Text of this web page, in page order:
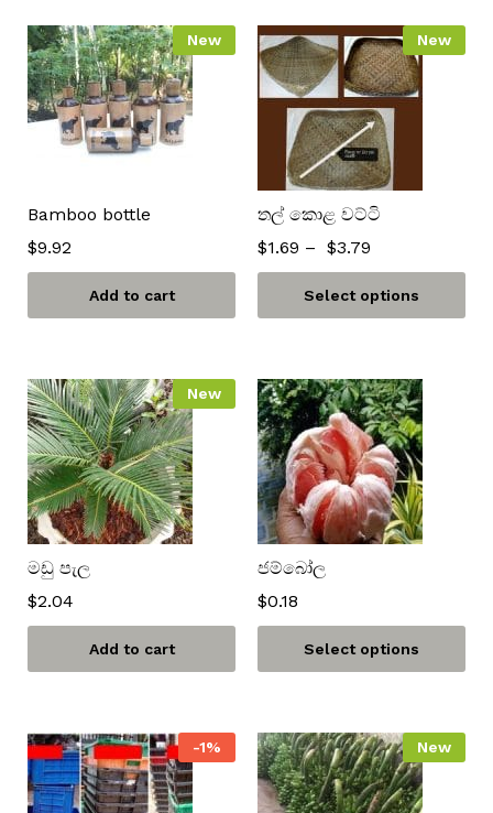
New
Bamboo bottle
$9.92
Add to cart
New
තල් කොළ වට්ටි
$1.69 – $3.79
Select options
New
මඩු පැල
$2.04
Add to cart
ජම්බෝල
$0.18
Select options
-1% New